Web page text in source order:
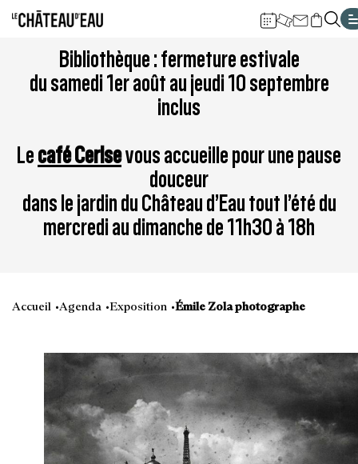
Aller
contenu
Aller
à
la
navigation
à
la
recherche
Aller
au
pied
plan
Bibliothèque : fermeture estivale
du samedi 1er août au jeudi 10 septembre
inclus
Lecafé Cerisevous accueille pour une pause
douceur
dans le jardin du Château d’Eau tout l’été du
mercredi au dimanche de 11h30 à 18h
Accueil Agenda Exposition Émile Zola photographe